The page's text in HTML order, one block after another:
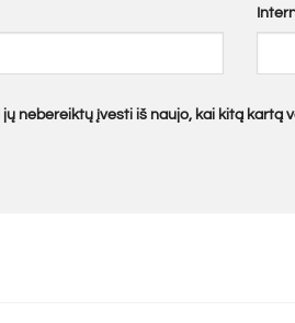
nebereiktų įvesti iš naujo, kai kitą kartą